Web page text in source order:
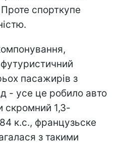
спорткупе
пасажирів з
- усе це робило авто
скромний 1,3-
к.с., французьске
з такими